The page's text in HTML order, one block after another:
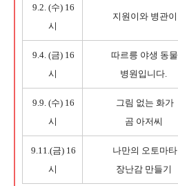
9.2. (수) 16
시
지원이와 병관이
9.4. (금) 16
시
따르릉 야생 동물
병원입니다.
9.9. (수) 16
시
그림 없는 화가
곰 아저씨
9.11.(금) 16
시
나만의 오토마타
장난감 만들기